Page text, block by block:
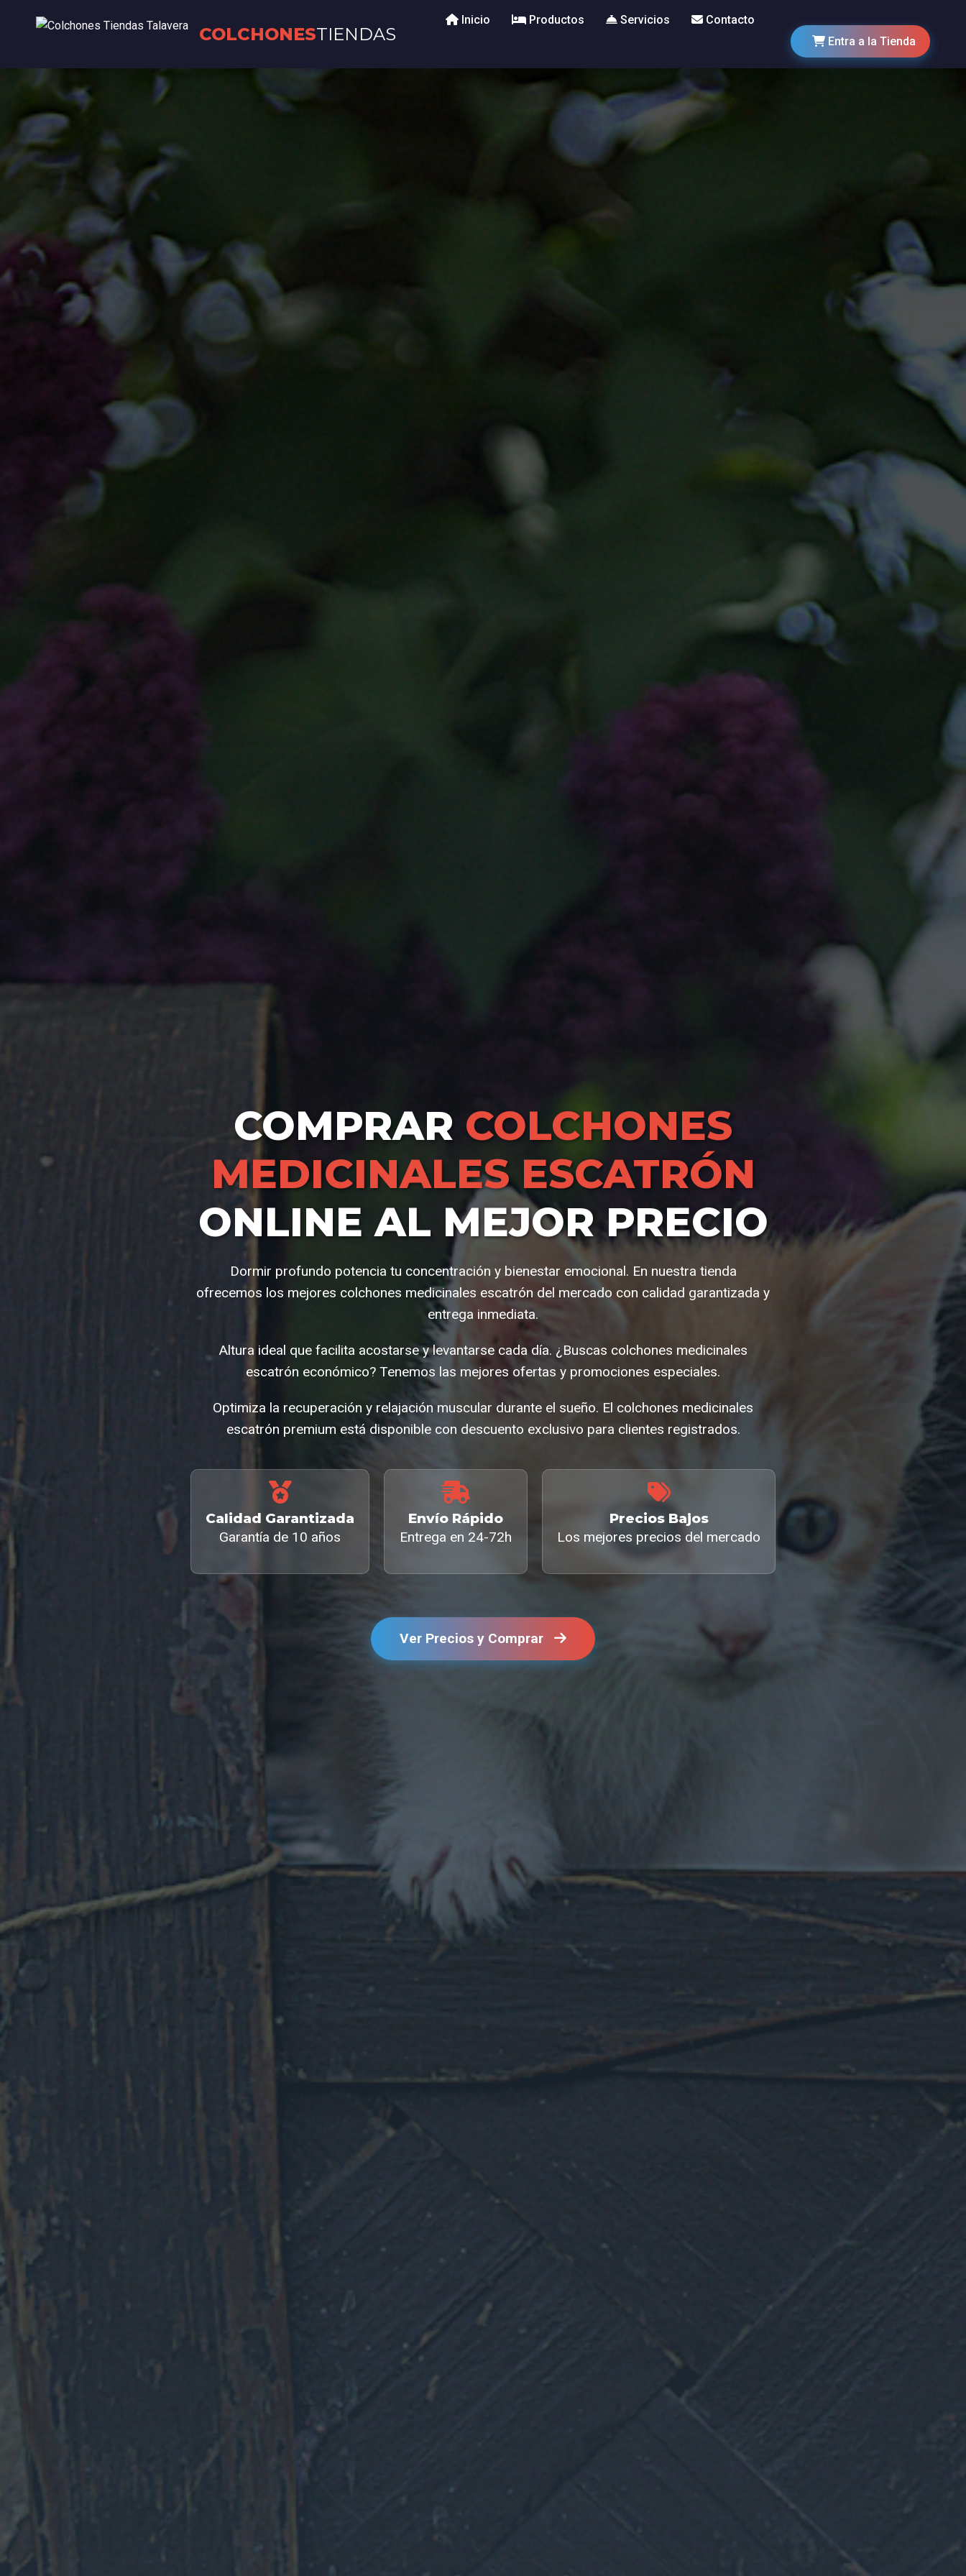
COLCHONESTIENDAS
Inicio Productos Servicios
Contacto
Entra a la Tienda
COMPRAR COLCHONES
MEDICINALES ESCATRÓN
ONLINE AL MEJOR PRECIO
Dormir profundo potencia tu concentración y bienestar emocional. En nuestra tienda
ofrecemos los mejores colchones medicinales escatrón del mercado con calidad garantizada y
entrega inmediata.
Altura ideal que facilita acostarse y levantarse cada día. ¿Buscas colchones medicinales
escatrón económico? Tenemos las mejores ofertas y promociones especiales.
Optimiza la recuperación y relajación muscular durante el sueño. El colchones medicinales
escatrón premium está disponible con descuento exclusivo para clientes registrados.
Calidad Garantizada
Garantía de 10 años
Envío Rápido
Entrega en 24-72h
Precios Bajos
Los mejores precios del mercado
Ver Precios y Comprar